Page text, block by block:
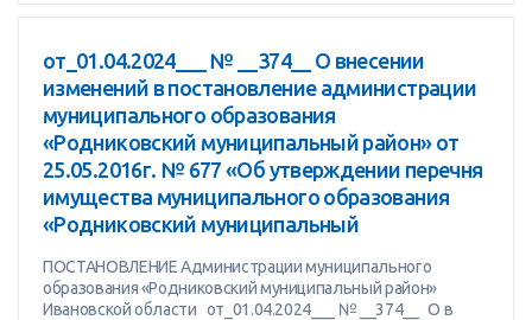
от_01.04.2024___ № __374__ О внесении
изменений в постановление администрации
муниципального образования
«Родниковский муниципальный район» от
25.05.2016г. № 677 «Об утверждении перечня
имущества муниципального образования
«Родниковский муниципальный
ПОСТАНОВЛЕНИЕ Администрации муниципального
образования «Родниковский муниципальный район»
Ивановской области от_01.04.2024___ № __374__ О в